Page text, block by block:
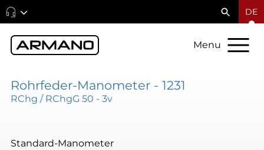
DE
Menu
Rohrfeder-Manometer - 1231
RChg / RChgG 50 - 3v
Standard-Manometer